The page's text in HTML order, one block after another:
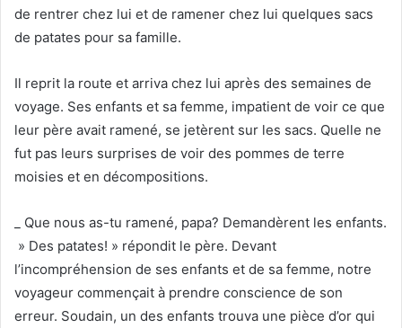
de rentrer chez lui et de ramener chez lui quelques sacs
de patates pour sa famille.
Il reprit la route et arriva chez lui après des semaines de
voyage. Ses enfants et sa femme, impatient de voir ce que
leur père avait ramené, se jetèrent sur les sacs. Quelle ne
fut pas leurs surprises de voir des pommes de terre
moisies et en décompositions.
_ Que nous as-tu ramené, papa? Demandèrent les enfants.
» Des patates! » répondit le père. Devant
l’incompréhension de ses enfants et de sa femme, notre
voyageur commençait à prendre conscience de son
erreur. Soudain, un des enfants trouva une pièce d’or qui